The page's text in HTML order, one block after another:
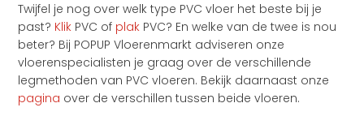
Twijfel je nog over welk type PVC vloer het beste bij je
past? Klik PVC of plak PVC? En welke van de twee is nou
beter? Bij POPUP Vloerenmarkt adviseren onze
vloerenspecialisten je graag over de verschillende
legmethoden van PVC vloeren. Bekijk daarnaast onze
pagina over de verschillen tussen beide vloeren.